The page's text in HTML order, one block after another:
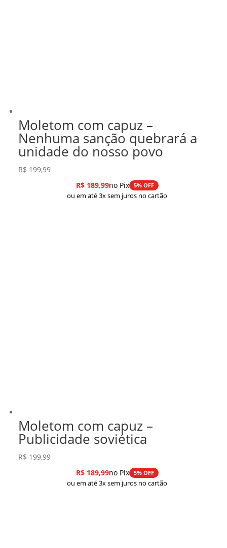
Moletom com capuz –
Nenhuma sanção quebrará a
unidade do nosso povo
R$ 199,99
R$189,99no Pix 5% OFF
ou em até 3x sem juros no cartão
Moletom com capuz –
Publicidade soviética
R$ 199,99
R$189,99no Pix 5% OFF
ou em até 3x sem juros no cartão